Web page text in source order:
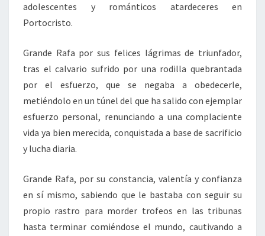
adolescentes y románticos atardeceres en
Portocristo.
Grande Rafa por sus felices lágrimas de triunfador,
tras el calvario sufrido por una rodilla quebrantada
por el esfuerzo, que se negaba a obedecerle,
metiéndolo en un túnel del que ha salido con ejemplar
esfuerzo personal, renunciando a una complaciente
vida ya bien merecida, conquistada a base de sacrificio
y lucha diaria.
Grande Rafa, por su constancia, valentía y confianza
en sí mismo, sabiendo que le bastaba con seguir su
propio rastro para morder trofeos en las tribunas
hasta terminar comiéndose el mundo, cautivando a